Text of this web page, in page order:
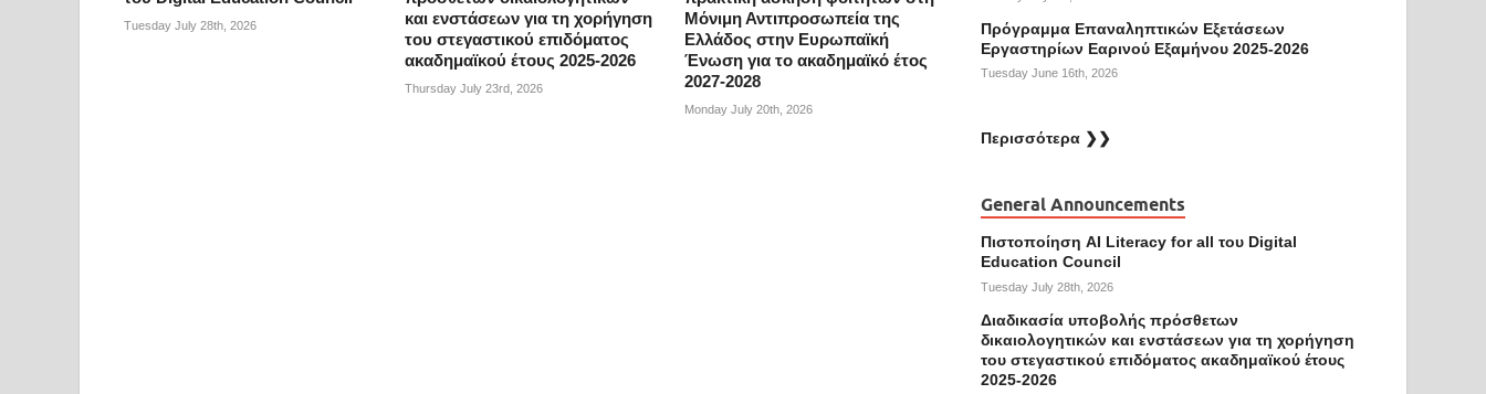
Tuesday July 28th, 2026
και ενστάσεων για τη χορήγηση
του στεγαστικού επιδόματος
ακαδημαϊκού έτους 2025-2026
Thursday July 23rd, 2026
Μόνιμη Αντιπροσωπεία της
Ελλάδος στην Ευρωπαϊκή
Ένωση για το ακαδημαϊκό έτος
2027-2028
Monday July 20th, 2026
Πρόγραμμα Επαναληπτικών Εξετάσεων
Εργαστηρίων Εαρινού Εξαμήνου 2025-2026
Tuesday June 16th, 2026
Περισσότερα ❯❯
General Announcements
Πιστοποίηση AI Literacy for all του Digital
Education Council
Tuesday July 28th, 2026
Διαδικασία υποβολής πρόσθετων
δικαιολογητικών και ενστάσεων για τη χορήγηση
του στεγαστικού επιδόματος ακαδημαϊκού έτους
2025-2026